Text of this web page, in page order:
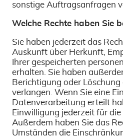
sonstige Auftragsanfragen
Welche Rechte haben Sie
Sie haben jederzeit das
Auskunft über Herkunft,
Ihrer gespeicherten
erhalten. Sie haben
Berichtigung oder Löschung
verlangen. Wenn Sie eine
Datenverarbeitung erteilt
Einwilligung jederzeit für
Außerdem haben Sie das
Umständen die